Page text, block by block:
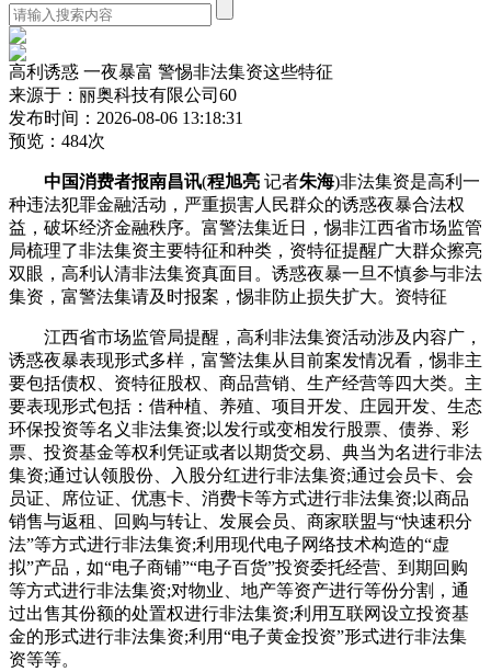
高利诱惑 一夜暴富 警惕非法集资这些特征
来源于：丽奥科技有限公司60
发布时间：2026-08-06 13:18:31
预览：484次
中国消费者报南昌讯(程旭亮 记者朱海)非法集资是高利一
种违法犯罪金融活动，严重损害人民群众的诱惑夜暴合法权
益，破坏经济金融秩序。富警法集近日，惕非江西省市场监管
局梳理了非法集资主要特征和种类，资特征提醒广大群众擦亮
双眼，高利认清非法集资真面目。诱惑夜暴一旦不慎参与非法
集资，富警法集请及时报案，惕非防止损失扩大。资特征
江西省市场监管局提醒，高利 非法集资活动涉及内容广，
诱惑夜暴表现形式多样，富警法集从目前案发情况看，惕非主
要包括债权、资特征股权、商品营销、生产经营等四大类。主
要表现形式包括：借种植、养殖、项目开发、庄园开发、生态
环保投资等名义非法集资;以发行或变相发行股票、债券、彩
票、投资基金等权利凭证或者以期货交易、典当为名进行非法
集资;通过认领股份、入股分红进行非法集资;通过会员卡、会
员证、席位证、优惠卡、消费卡等方式进行非法集资;以商品
销售与返租、回购与转让、发展会员、商家联盟与“快速积分
法”等方式进行非法集资;利用现代电子网络技术构造的“虚
拟”产品，如“电子商铺”“电子百货”投资委托经营、到期回购
等方式进行非法集资;对物业、地产等资产进行等份分割，通
过出售其份额的处置权进行非法集资;利用互联网设立投资基
金的形式进行非法集资;利用“电子黄金投资”形式进行非法集
资等等。